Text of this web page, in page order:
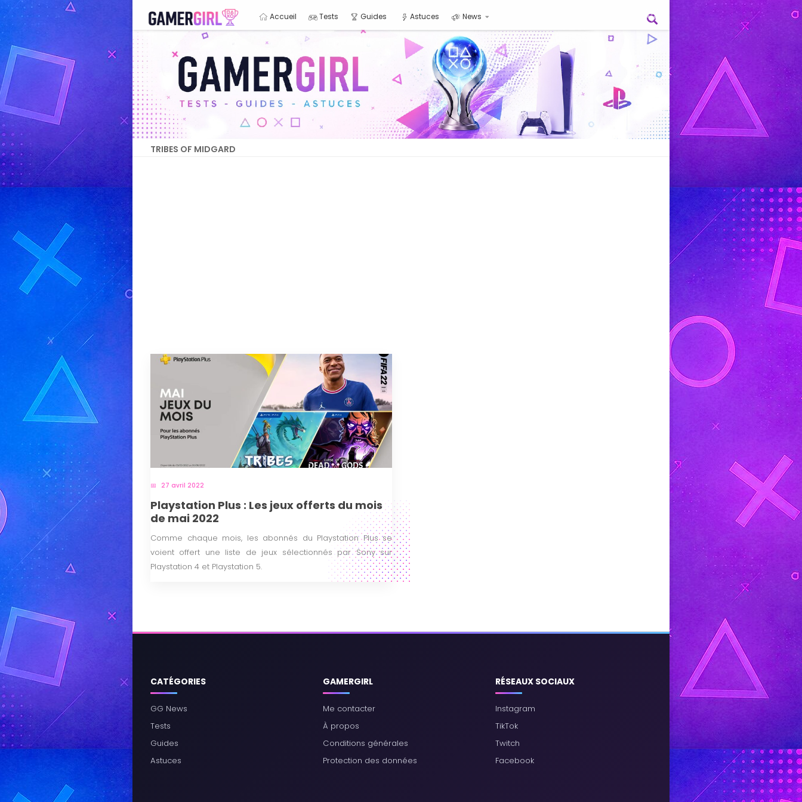
Accueil Tests Guides Astuces News
TRIBES OF MIDGARD
27 avril 2022
Playstation Plus : Les jeux offerts du mois
de mai 2022
Comme chaque mois, les abonnés du Playstation Plus se
voient offert une liste de jeux sélectionnés par Sony sur
Playstation 4 et Playstation 5.
CATÉGORIES
GG News
Tests
Guides
Astuces
GAMERGIRL
Me contacter
À propos
Conditions générales
Protection des données
RÉSEAUX SOCIAUX
Instagram
TikTok
Twitch
Facebook